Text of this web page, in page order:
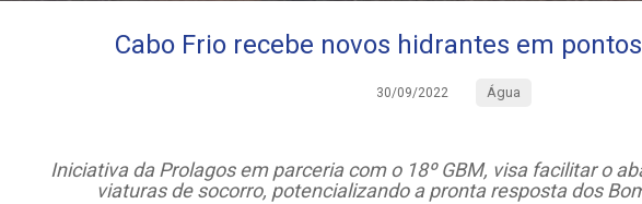
Cabo Frio recebe novos hidrantes em
30/09/2022 Água
Iniciativa da Prolagos em parceria com o 18º GBM, visa facilitar o
viaturas de socorro, potencializando a pronta resposta dos